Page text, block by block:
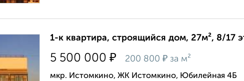
1-к квартира, строящийся дом, 27м², 8/17
5 500 000 ₽ 200 800 ₽ за м²
мкр. Истомкино, ЖК Истомкино, Юбилейная 4Б